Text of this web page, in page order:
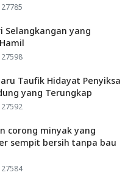
Selangkangan yang
Taufik Hidayat Penyiksa
yang Terungkap
corong minyak yang
sempit bersih tanpa bau